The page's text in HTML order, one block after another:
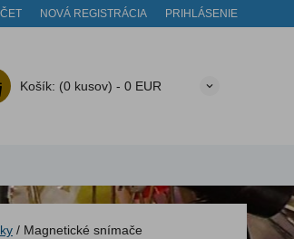
NOVÁ REGISTRÁCIA PRIHLÁSENIE
Košík: (0 kusov) - 0 EUR
/ Magnetické snímače